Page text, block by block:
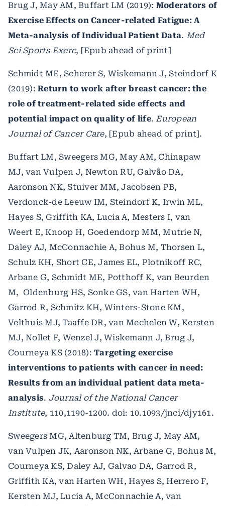
Brug J, May AM, Buffart LM (2019): Moderators of
Exercise Effects on Cancer-related Fatigue: A
Meta-analysis of Individual Patient Data. Med
Sci Sports Exerc, [Epub ahead of print]
Schmidt ME, Scherer S, Wiskemann J, Steindorf K
(2019): Return to work after breast cancer: the
role of treatment-related side effects and
potential impact on quality of life. European
Journal of Cancer Care, [Epub ahead of print].
Buffart LM, Sweegers MG, May AM, Chinapaw
MJ, van Vulpen J, Newton RU, Galvão DA,
Aaronson NK, Stuiver MM, Jacobsen PB,
Verdonck-de Leeuw IM, Steindorf K, Irwin ML,
Hayes S, Griffith KA, Lucia A, Mesters I, van
Weert E, Knoop H, Goedendorp MM, Mutrie N,
Daley AJ, McConnachie A, Bohus M, Thorsen L,
Schulz KH, Short CE, James EL, Plotnikoff RC,
Arbane G, Schmidt ME, Potthoff K, van Beurden
M, Oldenburg HS, Sonke GS, van Harten WH,
Garrod R, Schmitz KH, Winters-Stone KM,
Velthuis MJ, Taaffe DR, van Mechelen W, Kersten
MJ, Nollet F, Wenzel J, Wiskemann J, Brug J,
Courneya KS (2018): Targeting exercise
interventions to patients with cancer in need:
Results from an individual patient data meta-
analysis. Journal of the National Cancer
Institute, 110,1190-1200. doi: 10.1093/jnci/djy161.
Sweegers MG, Altenburg TM, Brug J, May AM,
van Vulpen JK, Aaronson NK, Arbane G, Bohus M,
Courneya KS, Daley AJ, Galvao DA, Garrod R,
Griffith KA, van Harten WH, Hayes S, Herrero F,
Kersten MJ, Lucia A, McConnachie A, van